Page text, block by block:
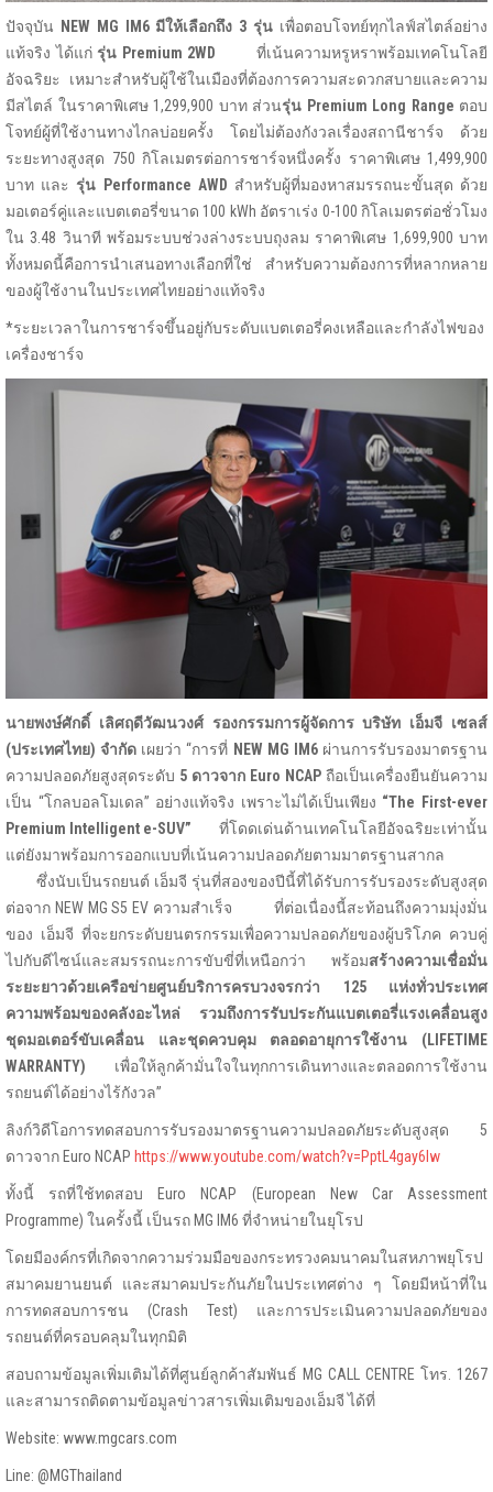
ปัจจุบัน NEW MG IM6 มีให้เลือกถึง 3 รุ่น เพื่อตอบโจทย์ทุกไลฟ์สไตล์อย่าง
แท้จริง ได้แก่ รุ่น Premium 2WD ที่เน้นความหรูหราพร้อมเทคโนโลยี
อัจฉริยะ เหมาะสำหรับผู้ใช้ในเมืองที่ต้องการความสะดวกสบายและความ
มีสไตล์ ในราคาพิเศษ 1,299,900 บาท ส่วนรุ่น Premium Long Range ตอบ
โจทย์ผู้ที่ใช้งานทางไกลบ่อยครั้ง โดยไม่ต้องกังวลเรื่องสถานีชาร์จ ด้วย
ระยะทางสูงสุด 750 กิโลเมตรต่อการชาร์จหนึ่งครั้ง ราคาพิเศษ 1,499,900
บาท และ รุ่น Performance AWD สำหรับผู้ที่มองหาสมรรถนะขั้นสุด ด้วย
มอเตอร์คู่และแบตเตอรี่ขนาด 100 kWh อัตราเร่ง 0-100 กิโลเมตรต่อชั่วโมง
ใน 3.48 วินาที พร้อมระบบช่วงล่างระบบถุงลม ราคาพิเศษ 1,699,900 บาท
ทั้งหมดนี้คือการนำเสนอทางเลือกที่ใช่ สำหรับความต้องการที่หลากหลาย
ของผู้ใช้งานในประเทศไทยอย่างแท้จริง
*ระยะเวลาในการชาร์จขึ้นอยู่กับระดับแบตเตอรี่คงเหลือและกำลังไฟของ
เครื่องชาร์จ
นายพงษ์ศักดิ์ เลิศฤดีวัฒนวงศ์ รองกรรมการผู้จัดการ บริษัท เอ็มจี เซลส์
(ประเทศไทย) จำกัด เผยว่า “การที่ NEW MG IM6ผ่านการรับรองมาตรฐาน
ความปลอดภัยสูงสุดระดับ 5 ดาวจาก Euro NCAP ถือเป็นเครื่องยืนยันความ
เป็น “โกลบอลโมเดล” อย่างแท้จริง เพราะไม่ได้เป็นเพียง “The First-ever
Premium Intelligent e-SUV” ที่โดดเด่นด้านเทคโนโลยีอัจฉริยะเท่านั้น
แต่ยังมาพร้อมการออกแบบที่เน้นความปลอดภัยตามมาตรฐานสากล
ซึ่งนับเป็นรถยนต์ เอ็มจี รุ่นที่สองของปีนี้ที่ได้รับการรับรองระดับสูงสุด
ต่อจาก NEW MG S5 EV ความสำเร็จ ที่ต่อเนื่องนี้สะท้อนถึงความมุ่งมั่น
ของ เอ็มจี ที่จะยกระดับยนตรกรรมเพื่อความปลอดภัยของผู้บริโภค ควบคู่
ไปกับดีไซน์และสมรรถนะการขับขี่ที่เหนือกว่า พร้อมสร้างความเชื่อมั่น
ระยะยาวด้วยเครือข่ายศูนย์บริการครบวงจรกว่า 125 แห่งทั่วประเทศ
ความพร้อมของคลังอะไหล่ รวมถึงการรับประกันแบตเตอรี่แรงเคลื่อนสูง
ชุดมอเตอร์ขับเคลื่อน และชุดควบคุม ตลอดอายุการใช้งาน (LIFETIME
WARRANTY) เพื่อให้ลูกค้ามั่นใจในทุกการเดินทางและตลอดการใช้งาน
รถยนต์ได้อย่างไร้กังวล”
ลิงก์วิดีโอการทดสอบการรับรองมาตรฐานความปลอดภัยระดับสูงสุด 5
ดาวจาก Euro NCAP https://www.youtube.com/watch?v=PptL4gay6lw
ทั้งนี้ รถที่ใช้ทดสอบ Euro NCAP (European New Car Assessment
Programme) ในครั้งนี้ เป็นรถ MG IM6 ที่จำหน่ายในยุโรป
โดยมีองค์กรที่เกิดจากความร่วมมือของกระทรวงคมนาคมในสหภาพยุโรป
สมาคมยานยนต์ และสมาคมประกันภัยในประเทศต่าง ๆ โดยมีหน้าที่ใน
การทดสอบการชน (Crash Test) และการประเมินความปลอดภัยของ
รถยนต์ที่ครอบคลุมในทุกมิติ
สอบถามข้อมูลเพิ่มเติมได้ที่ศูนย์ลูกค้าสัมพันธ์ MG CALL CENTRE โทร. 1267
และสามารถติดตามข้อมูลข่าวสารเพิ่มเติมของเอ็มจี ได้ที่
Website: www.mgcars.com
Line: @MGThailand